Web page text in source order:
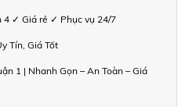
4 ✓ Giá rẻ ✓ Phục vụ 24/7
Tín, Giá Tốt
1 | Nhanh Gọn – An Toàn – Giá